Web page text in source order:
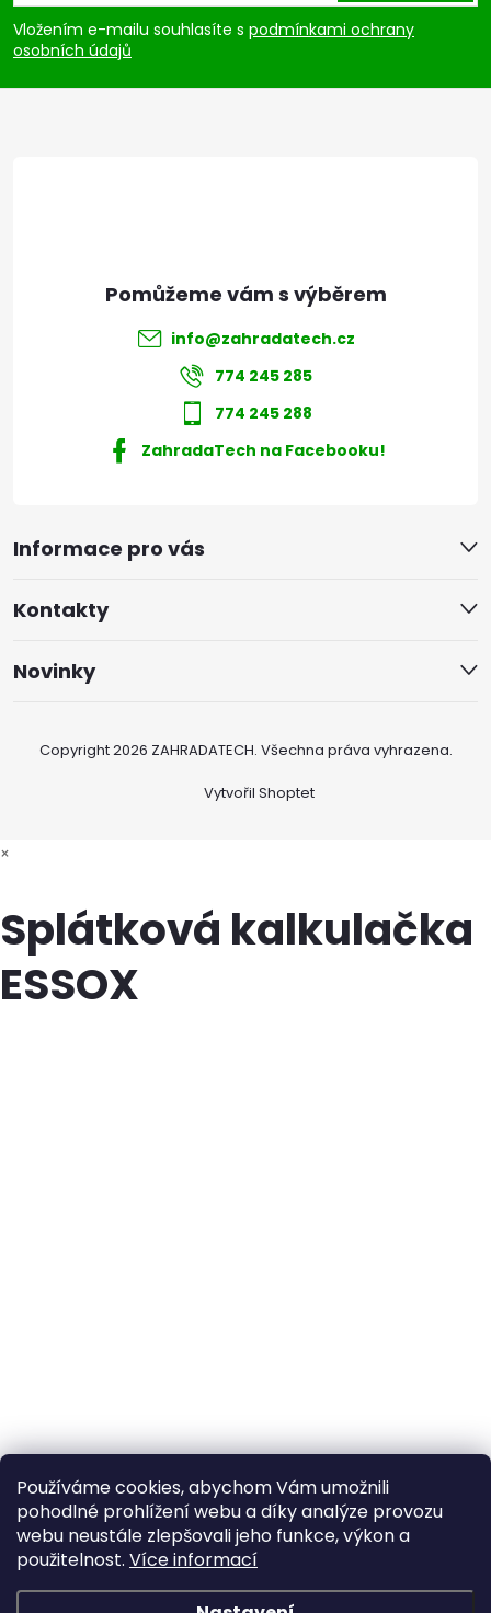
Používáme cookies, abychom Vám umožnili
pohodlné prohlížení webu a díky analýze provozu
webu neustále zlepšovali jeho funkce, výkon a
použitelnost. Více informací
p
a
Vložením e-mailu souhlasíte s podmínkami ochrany
osobních údajů
Informace pro vás
Kontakty
Novinky
info@zahradatech.cz
774 245 285
774 245 288
ZahradaTech na Facebooku!
Vytvořil Shoptet
Copyright 2026 ZAHRADATECH. Všechna práva vyhrazena.
×
Splátková kalkulačka
ESSOX